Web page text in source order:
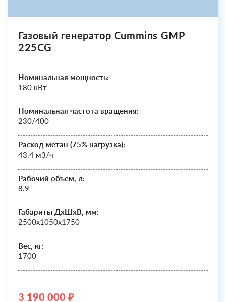
Газовый генератор Cummins GMP
225CG
Номинальная мощность:
180 кВт
Номинальная частота вращения:
230/400
Расход метан (75% нагрузка):
43.4 м3/ч
Рабочий объем, л:
8.9
Габариты ДхШxВ, мм:
2500х1050х1750
Вес, кг:
1700
3 190 000 ₽